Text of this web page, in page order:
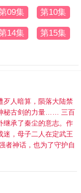
09集 第10集
14集 第15集
歹人暗算，陨落大陆禁
秘古剑的力量…… 三百
继承了秦尘的意志。作
迷，母子二人在定武王
者神话，也为了守护自
的大任，再度踏上武